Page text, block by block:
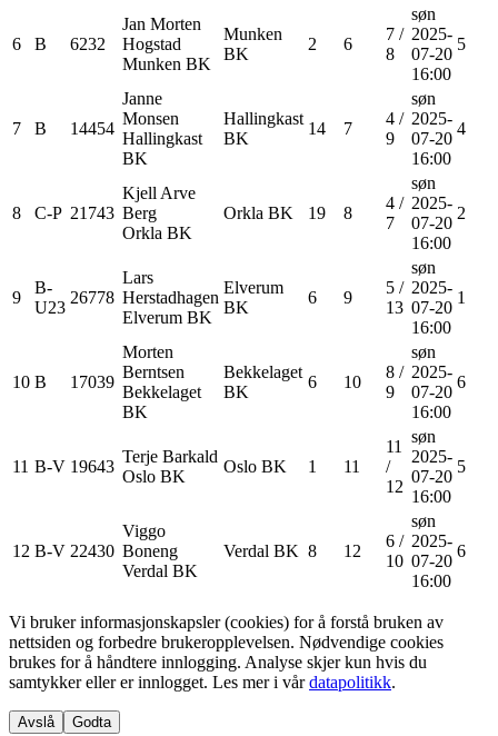
6 B 6232
Jan Morten
Hogstad
Munken BK
Munken
BK
2 6
7 /
8
søn
2025-
07-20
16:00
5
7 B 14454
Janne
Monsen
Hallingkast
BK
Hallingkast
BK
14 7
4 /
9
søn
2025-
07-20
16:00
4
8 C-P 21743
Kjell Arve
Berg
Orkla BK
Orkla BK 19 8
4 /
7
søn
2025-
07-20
16:00
2
9
B-
U23
26778
Lars
Herstadhagen
Elverum BK
Elverum
BK
6 9
5 /
13
søn
2025-
07-20
16:00
1
10 B 17039
Morten
Berntsen
Bekkelaget
BK
Bekkelaget
BK
6 10
8 /
9
søn
2025-
07-20
16:00
6
11 B-V 19643
Terje Barkald
Oslo BK
Oslo BK 1 11
11
/
12
søn
2025-
07-20
16:00
5
12 B-V 22430
Viggo
Boneng
Verdal BK
Verdal BK 8 12
6 /
10
søn
2025-
07-20
16:00
6
Vi bruker informasjonskapsler (cookies) for å forstå bruken av
nettsiden og forbedre brukeropplevelsen. Nødvendige cookies
brukes for å håndtere innlogging. Analyse skjer kun hvis du
samtykker eller er innlogget. Les mer i vår datapolitikk.
Avslå Godta